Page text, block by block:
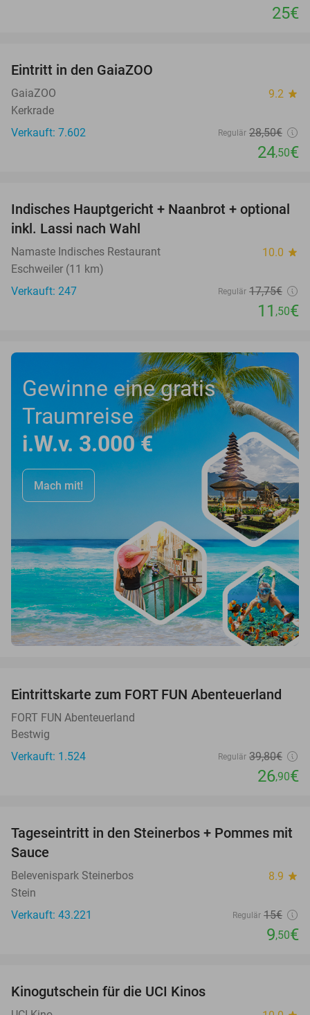
25€
Eintritt in den GaiaZOO
GaiaZOO 9.2 star
Kerkrade
Verkauft: 7.602
Regulär 28,50€
24,50€
35%
Indisches Hauptgericht + Naanbrot + optional
inkl. Lassi nach Wahl
Namaste Indisches Restaurant 10.0 star
Eschweiler (11 km)
Verkauft: 247
Regulär 17,75€
11 ,50€
Gewinne eine gratis
Traumreise
i.W.v. 3.000 €
Mach mit!
32%
Eintrittskarte zum FORT FUN Abenteuerland
FORT FUN Abenteuerland
Bestwig
Verkauft: 1.524
Regulär 39,80€
26,90€
37%
Tageseintritt in den Steinerbos + Pommes mit
Sauce
Belevenispark Steinerbos 8.9 star
Stein
Verkauft: 43.221
Regulär 15€
9,50€
Kinogutschein für die UCI Kinos